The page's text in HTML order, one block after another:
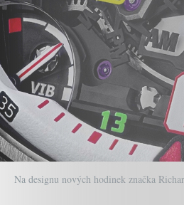
Na designu nových hodinek značka